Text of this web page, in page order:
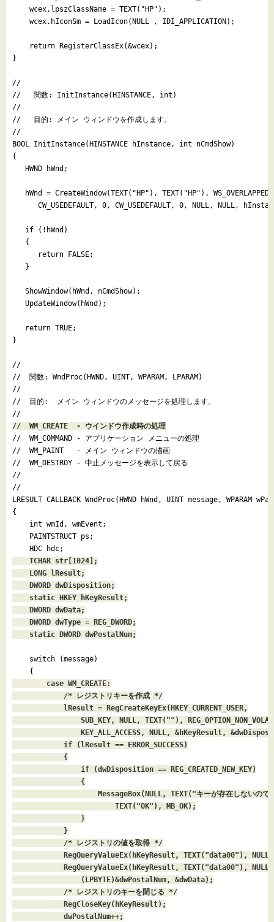
    wcex.lpszClassName = TEXT("HP");
    wcex.hIconSm = LoadIcon(NULL , IDI_APPLICATION);
    return RegisterClassEx(&wcex);
}
//
//   関数: InitInstance(HINSTANCE, int)
//
//   目的: メイン ウィンドウを作成します。
//
BOOL InitInstance(HINSTANCE hInstance, int nCmdShow)
{
   HWND hWnd;
hWnd = CreateWindow(TEXT("HP"), TEXT("HP"),
CW_USEDEFAULT, 0, CW_USEDEFAULT, 0, NULL, NULL,
   if (!hWnd)
   {
      return FALSE;
   }
   ShowWindow(hWnd, nCmdShow);
   UpdateWindow(hWnd);
   return TRUE;
}
//
//  関数: WndProc(HWND, UINT, WPARAM, LPARAM)
//
//  目的:  メイン ウィンドウのメッセージを処理します。
//
//  WM_CREATE  - ウインドウ作成時の処理
//  WM_COMMAND - アプリケーション メニューの処理
//  WM_PAINT   - メイン ウィンドウの描画
//  WM_DESTROY - 中止メッセージを表示して戻る
//
//
LRESULT CALLBACK WndProc(HWND hWnd, UINT message, WPARAM
{
    int wmId, wmEvent;
    PAINTSTRUCT ps;
    HDC hdc;
    TCHAR str[1024];
    LONG lResult;
    DWORD dwDisposition;
    static HKEY hKeyResult;
    DWORD dwData;
    DWORD dwType = REG_DWORD;
    static DWORD dwPostalNum;
    switch (message)
    {
        case WM_CREATE:
            /* レジストリキーを作成 */
            lResult = RegCreateKeyEx(HKEY_CURRENT_USER,
SUB_KEY, NULL, TEXT(""),
KEY_ALL_ACCESS, NULL, &hKeyResult,
            if (lResult == ERROR_SUCCESS)
            {
                if (dwDisposition == REG_CREATED_NEW_KEY)
                {
MessageBox(NULL, TEXT("キーが存在しないので
                        TEXT("OK"), MB_OK);
                }
            }
            /* レジストリの値を取得 */
RegQueryValueEx(hKeyResult, TEXT("data00"),
RegQueryValueEx(hKeyResult, TEXT("data00"),
                (LPBYTE)&dwPostalNum, &dwData);
            /* レジストリのキーを閉じる */
            RegCloseKey(hKeyResult);
            dwPostalNum++;